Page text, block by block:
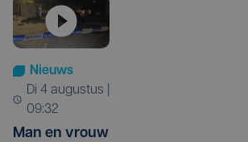
Nieuws
di 4 augustus |
09:32
Man en vrouw